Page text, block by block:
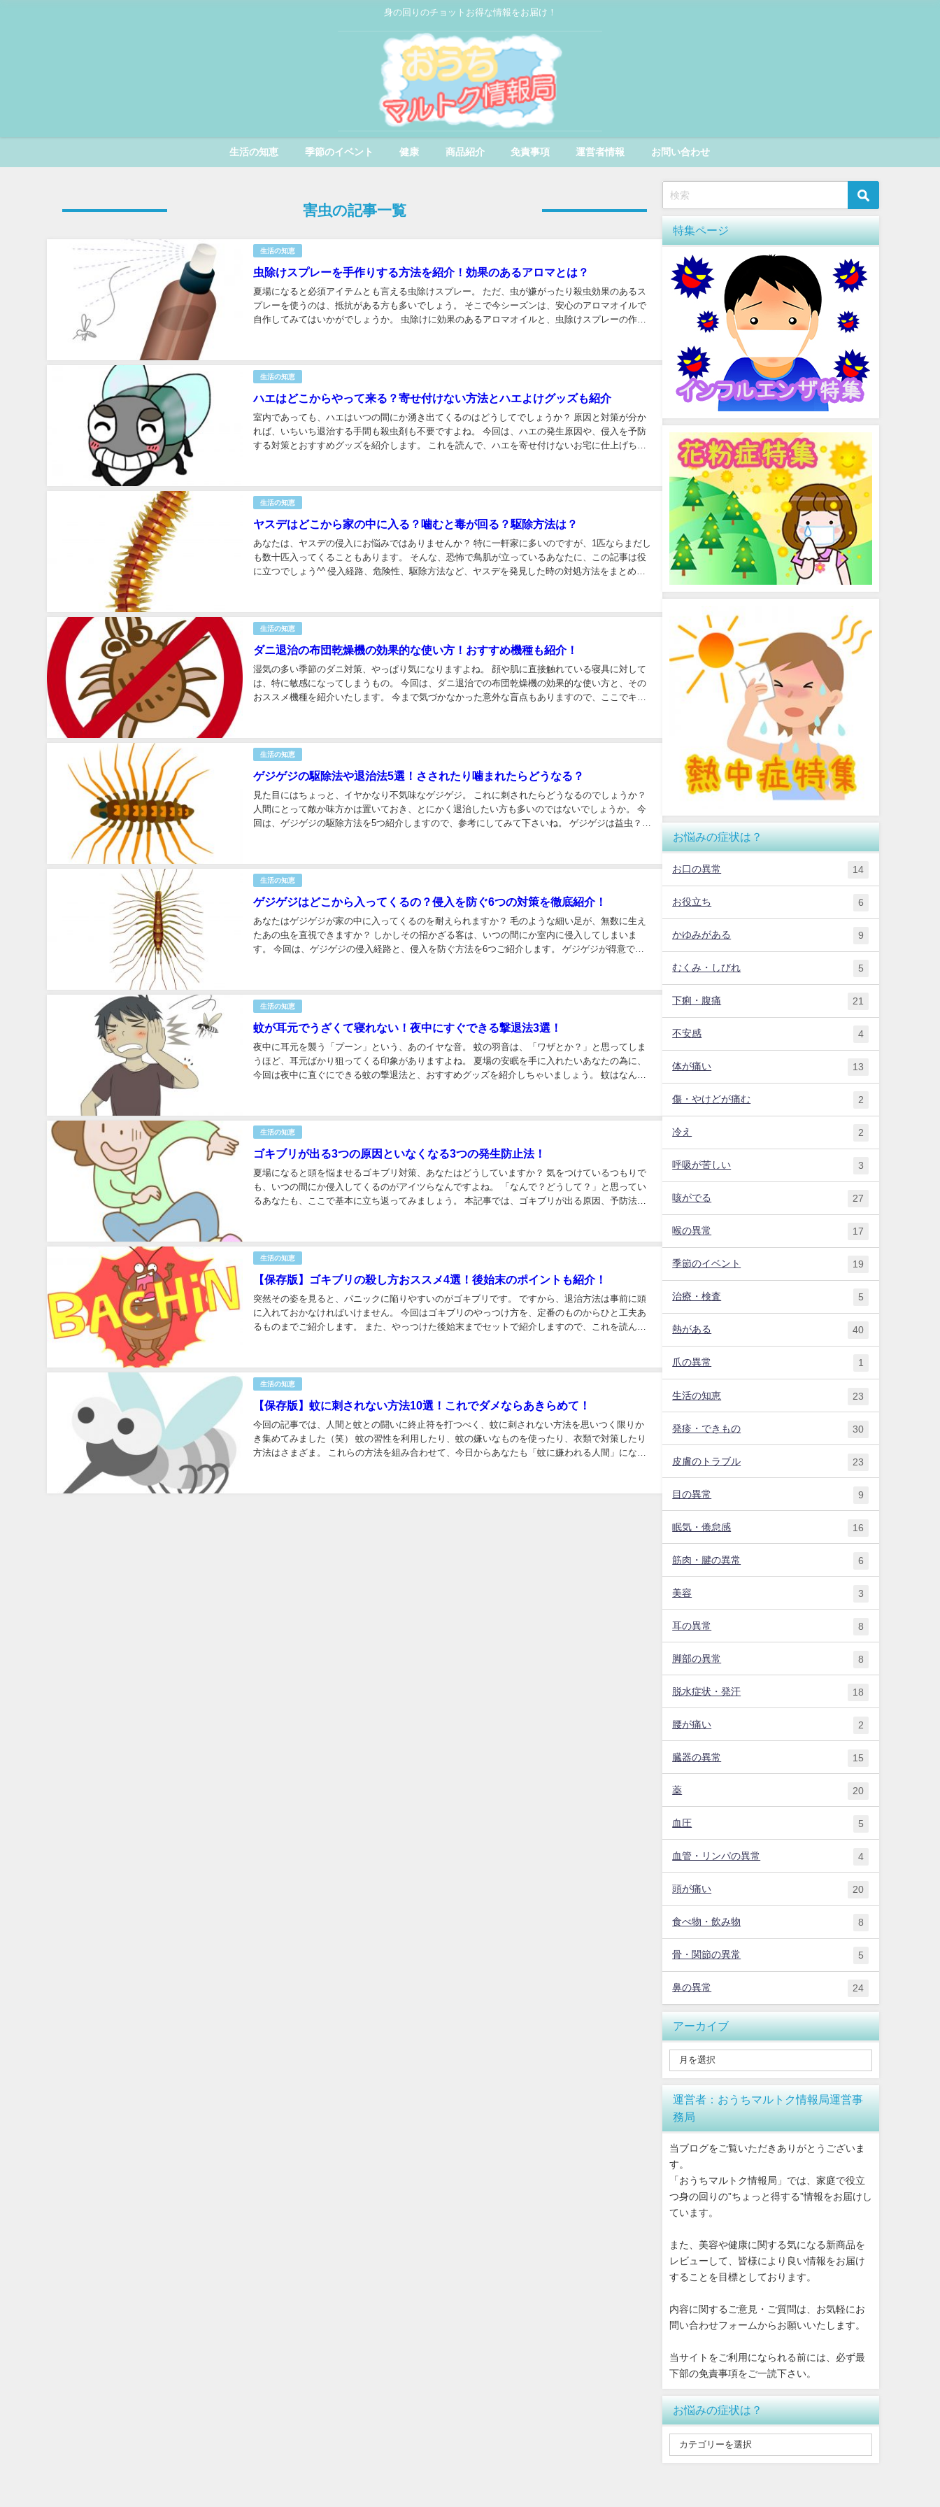
身の回りのチョットお得な情報をお届け！
生活の知恵 季節のイベント 健康 商品紹介 免責事項 運営者情報 お問い合わせ
害虫の記事一覧
生活の知恵
虫除けスプレーを手作りする方法を紹介！効果のあるアロマとは？
夏場になると必須アイテムとも言える虫除けスプレー。 ただ、虫が嫌がったり殺虫効果のあるス
プレーを使うのは、抵抗がある方も多いでしょう。 そこで今シーズンは、安心のアロマオイルで
自作してみてはいかがでしょうか。 虫除けに効果のあるアロマオイルと、虫除けスプレーの作り
生活の知恵
ハエはどこからやって来る？寄せ付けない方法とハエよけグッズも紹介
室内であっても、ハエはいつの間にか湧き出てくるのはどうしてでしょうか？ 原因と対策が分か
れば、いちいち退治する手間も殺虫剤も不要ですよね。 今回は、ハエの発生原因や、侵入を予防
する対策とおすすめグッズを紹介します。 これを読んで、ハエを寄せ付けないお宅に仕上げちゃ
生活の知恵
ヤスデはどこから家の中に入る？噛むと毒が回る？駆除方法は？
あなたは、ヤスデの侵入にお悩みではありませんか？ 特に一軒家に多いのですが、1匹ならまだし
も数十匹入ってくることもあります。 そんな、恐怖で鳥肌が立っているあなたに、この記事は役
に立つでしょう^^ 侵入経路、危険性、駆除方法など、ヤスデを発見した時の対処方法をまとめま
生活の知恵
ダニ退治の布団乾燥機の効果的な使い方！おすすめ機種も紹介！
湿気の多い季節のダニ対策、やっぱり気になりますよね。 顔や肌に直接触れている寝具に対して
は、特に敏感になってしまうもの。 今回は、ダニ退治での布団乾燥機の効果的な使い方と、その
おススメ機種を紹介いたします。 今まで気づかなかった意外な盲点もありますので、ここでキチ
生活の知恵
ゲジゲジの駆除法や退治法5選！さされたり噛まれたらどうなる？
見た目にはちょっと、イヤかなり不気味なゲジゲジ。 これに刺されたらどうなるのでしょうか？
人間にとって敵か味方かは置いておき、とにかく退治したい方も多いのではないでしょうか。 今
回は、ゲジゲジの駆除方法を5つ紹介しますので、参考にしてみて下さいね。 ゲジゲジは益虫？害
生活の知恵
ゲジゲジはどこから入ってくるの？侵入を防ぐ6つの対策を徹底紹介！
あなたはゲジゲジが家の中に入ってくるのを耐えられますか？ 毛のような細い足が、無数に生え
たあの虫を直視できますか？ しかしその招かざる客は、いつの間にか室内に侵入してしまいま
す。 今回は、ゲジゲジの侵入経路と、侵入を防ぐ方法を6つご紹介します。 ゲジゲジが得意でな
生活の知恵
蚊が耳元でうざくて寝れない！夜中にすぐできる撃退法3選！
夜中に耳元を襲う「プーン」という、あのイヤな音。 蚊の羽音は、「ワザとか？」と思ってしま
うほど、耳元ばかり狙ってくる印象がありますよね。 夏場の安眠を手に入れたいあなたの為に、
今回は夜中に直ぐにできる蚊の撃退法と、おすすめグッズを紹介しちゃいましょう。 蚊はなんで
生活の知恵
ゴキブリが出る3つの原因といなくなる3つの発生防止法！
夏場になると頭を悩ませるゴキブリ対策、あなたはどうしていますか？ 気をつけているつもりで
も、いつの間にか侵入してくるのがアイツらなんですよね。 「なんで？どうして？」と思ってい
るあなたも、ここで基本に立ち返ってみましょう。 本記事では、ゴキブリが出る原因、予防法、
生活の知恵
【保存版】ゴキブリの殺し方おススメ4選！後始末のポイントも紹介！
突然その姿を見ると、パニックに陥りやすいのがゴキブリです。 ですから、退治方法は事前に頭
に入れておかなければいけません。 今回はゴキブリのやっつけ方を、定番のものからひと工夫あ
るものまでご紹介します。 また、やっつけた後始末までセットで紹介しますので、これを読んで
生活の知恵
【保存版】蚊に刺されない方法10選！これでダメならあきらめて！
今回の記事では、人間と蚊との闘いに終止符を打つべく、蚊に刺されない方法を思いつく限りか
き集めてみました（笑） 蚊の習性を利用したり、蚊の嫌いなものを使ったり、衣類で対策したり
方法はさまざま。 これらの方法を組み合わせて、今日からあなたも「蚊に嫌われる人間」になり
特集ページ
お悩みの症状は？
お口の異常 14
お役立ち 6
かゆみがある 9
むくみ・しびれ 5
下痢・腹痛 21
不安感 4
体が痛い 13
傷・やけどが痛む 2
冷え 2
呼吸が苦しい 3
咳がでる 27
喉の異常 17
季節のイベント 19
治療・検査 5
熱がある 40
爪の異常 1
生活の知恵 23
発疹・できもの 30
皮膚のトラブル 23
目の異常 9
眠気・倦怠感 16
筋肉・腱の異常 6
美容 3
耳の異常 8
脚部の異常 8
脱水症状・発汗 18
腰が痛い 2
臓器の異常 15
薬 20
血圧 5
血管・リンパの異常 4
頭が痛い 20
食べ物・飲み物 8
骨・関節の異常 5
鼻の異常 24
アーカイブ
運営者：おうちマルトク情報局運営事
務局
当ブログをご覧いただきありがとうございま
す。
「おうちマルトク情報局」では、家庭で役立
つ身の回りの”ちょっと得する”情報をお届けし
ています。
また、美容や健康に関する気になる新商品を
レビューして、皆様により良い情報をお届け
することを目標としております。
内容に関するご意見・ご質問は、お気軽にお
問い合わせフォームからお願いいたします。
当サイトをご利用になられる前には、必ず最
下部の免責事項をご一読下さい。
お悩みの症状は？